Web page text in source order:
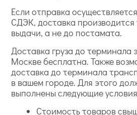
Если отправка
СДЭК, доставка производится
выдачи, а не до постамата.
Доставка груза до терминала
Москве бесплатна. Также
доставка до терминала
в вашем городе. Для этого
выполнены следующие
Стоимость товаров